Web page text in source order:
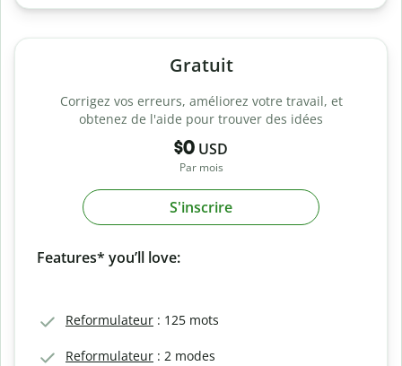
Gratuit
Corrigez vos erreurs, améliorez votre travail, et
obtenez de l'aide pour trouver des idées
$0 USD
Par mois
S'inscrire
Features* you’ll love:
Reformulateur : 125 mots
Reformulateur : 2 modes